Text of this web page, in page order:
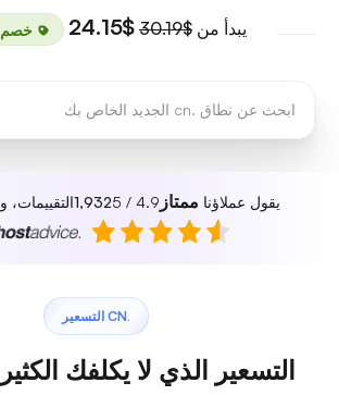
يبدأ من $30.19
$24.15 خصم 40%
يقول عملاؤنا ممتاز 4.9 / 5
1,932التقييمات،
.CN التسعير
التسعير الذي لا يكلفك